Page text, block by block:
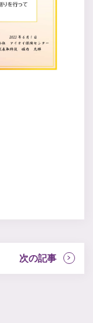
次の記事